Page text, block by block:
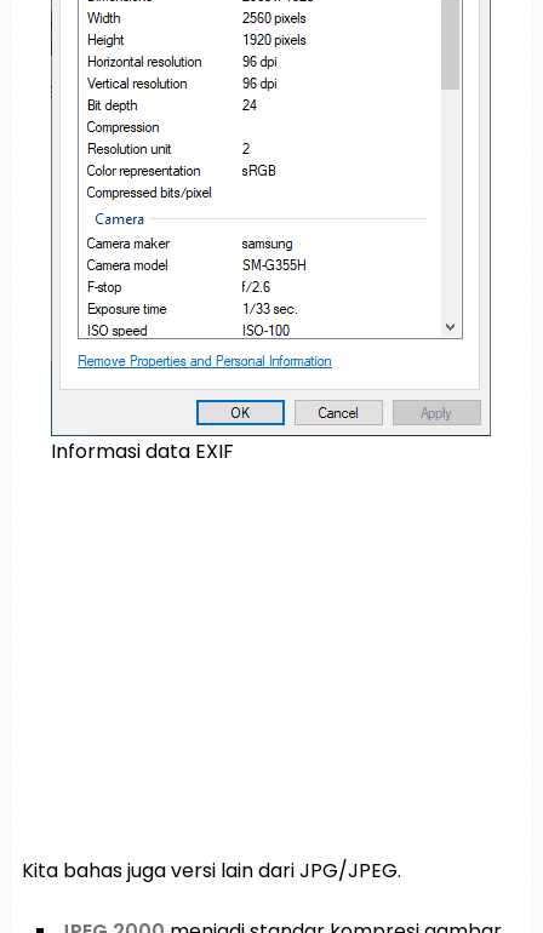
Informasi data EXIF
Kita bahas juga versi lain dari JPG/JPEG.